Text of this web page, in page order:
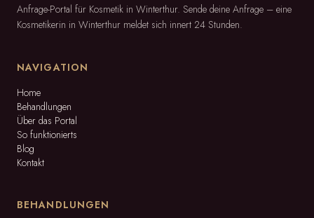
Anfrage-Portal für Kosmetik in Winterthur. Sende deine Anfrage – eine
Kosmetikerin in Winterthur meldet sich innert 24 Stunden.
NAVIGATION
Home
Behandlungen
Über das Portal
So funktionierts
Blog
Kontakt
BEHANDLUNGEN